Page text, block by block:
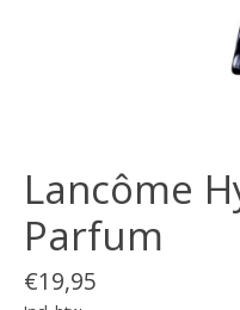
Lancôme
Parfum
€19,95